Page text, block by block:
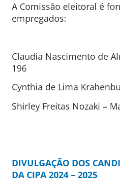
A Comissão eleitoral é
empregados:
Claudia Nascimento de
196
Cynthia de Lima
Shirley Freitas Nozaki –
DIVULGAÇÃO DOS
DA CIPA 2024 – 2025